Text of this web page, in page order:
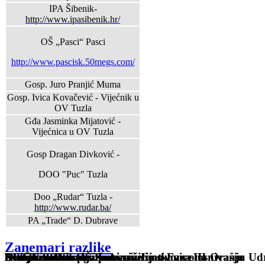
IPA Šibenik-
http://www.ipasibenik.hr/
OŠ „Pasci“ Pasci
http://www.pascisk.50megs.com/
Gosp. Juro Pranjić Muma
Gosp. Ivica Kovačević - Vijećnik u
OV Tuzla
Gđa Jasminka Mijatović -
Vijećnica u OV Tuzla
Gosp Dragan Divković -
DOO "Puc" Tuzla
Doo „Rudar“ Tuzla -
http://www.rudar.ba/
PA „Trade“ D. Dubrave
Sveti Nikola u OŠ Pasci
Osnovana Udruga žena
Održan sastanak žena sa inicijativom o osnivanju
Autobuska stanica kakvu želimo-Faza III
Akcija asfaltiranja puta niz Ljeskovice na Orašju
Sveti Nikola u OŠ Pasci
Obilježen Dan penzionera
Autobuska stanica kakvu želimo-Faza II
Autobuska stanica kakvu želimo
Zanemari razlike